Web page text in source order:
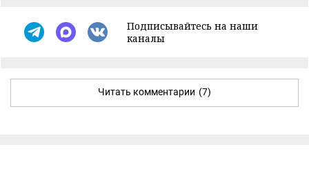
Подписывайтесь на наши
каналы
Читать комментарии (7)